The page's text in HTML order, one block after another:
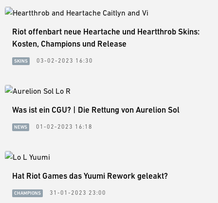
Riot offenbart neue Heartache und Heartthrob Skins:
Kosten, Champions und Release
SKINS 03-02-2023 16:30
Was ist ein CGU? | Die Rettung von Aurelion Sol
NEWS 01-02-2023 16:18
Hat Riot Games das Yuumi Rework geleakt?
CHAMPIONS 31-01-2023 23:00